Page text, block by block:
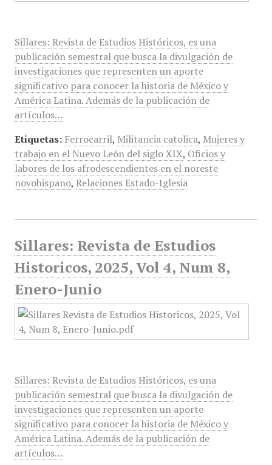
Sillares: Revista de Estudios Históricos, es una
publicación semestral que busca la divulgación de
investigaciones que representen un aporte
significativo para conocer la historia de México y
América Latina. Además de la publicación de
artículos…
Etiquetas: Ferrocarril, Militancia catolica, Mujeres y
trabajo en el Nuevo León del siglo XIX, Oficios y
labores de los afrodescendientes en el noreste
novohispano, Relaciones Estado-Iglesia
Sillares: Revista de Estudios
Historicos, 2025, Vol 4, Num 8,
Enero-Junio
Sillares: Revista de Estudios Históricos, es una
publicación semestral que busca la divulgación de
investigaciones que representen un aporte
significativo para conocer la historia de México y
América Latina. Además de la publicación de
artículos…